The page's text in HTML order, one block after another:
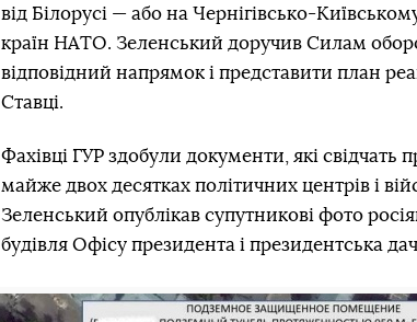
від Білорусі — або на Чернігівсько-
країн НАТО. Зеленський доручив Силам
відповідний напрямок і представити план
Ставці.
Фахівці ГУР здобули документи, які свідчать
майже двох десятках політичних центрів і
Зеленський опублікав супутникові фото
будівля Офісу президента і президентська